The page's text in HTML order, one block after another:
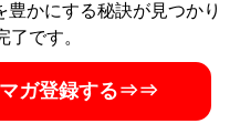
かにする秘訣が見つかり
了です。
ガ登録する⇒⇒